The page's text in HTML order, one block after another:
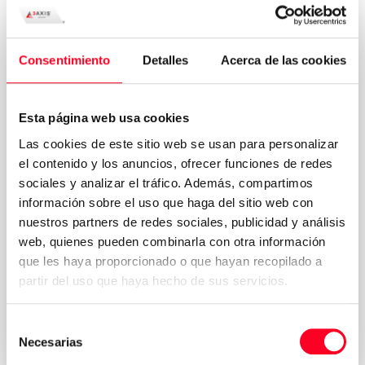
Consentimiento Detalles Acerca de las cookies
Esta página web usa cookies
Las cookies de este sitio web se usan para personalizar
el contenido y los anuncios, ofrecer funciones de redes
sociales y analizar el tráfico. Además, compartimos
información sobre el uso que haga del sitio web con
nuestros partners de redes sociales, publicidad y análisis
web, quienes pueden combinarla con otra información
que les haya proporcionado o que hayan recopilado a
partir del uso que haya hecho de sus servicios.
Necesarias
Acepto los términos y condiciones de laPolítica de
privacidad*